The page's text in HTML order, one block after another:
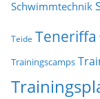
Schwimmtechnik
Teide Teneriffa
Trainingscamps